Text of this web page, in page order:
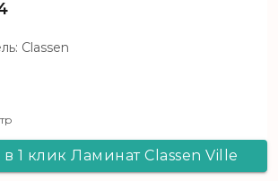
Classen
1 клик Ламинат Classen Ville